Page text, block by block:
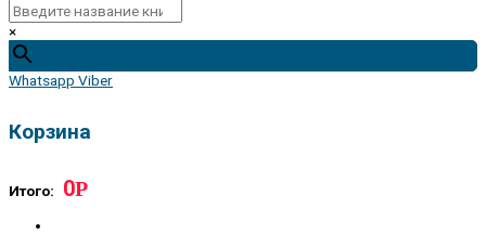
×
Whatsapp Viber
Корзина
Итого: 0Р